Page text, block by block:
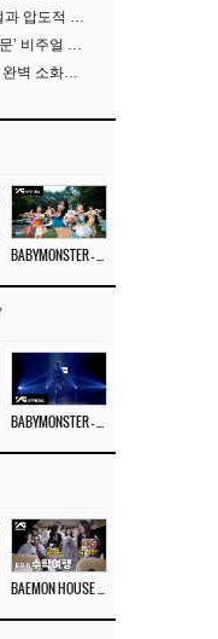
베이비몬스터, 독보적 비주얼과 압도적 소화력..’MOON’
베이비몬스터, 루카·치키타 ‘문’ 비주얼 공개…절제된 카리스마·유니크 비주얼
베몬 아현·로라, 다크 콘셉트 완벽 소화…’문’ 비주얼 포토 공개
BABYMONSTER – ‘I LIKE IT’ M/V
BABYMONSTER – ‘Last Evaluation’ EP.6
BAEMON HOUSE EP.6